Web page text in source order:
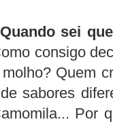
sei
consigo
Quem
sabores
Por